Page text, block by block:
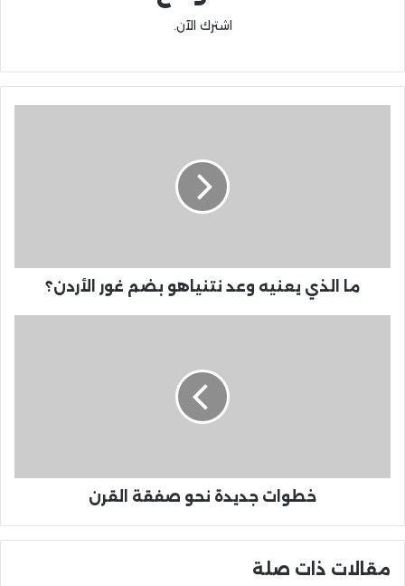
اشترك الآن.
ما الذي يعنيه وعد نتنياهو بضم غور الأردن؟
خطوات جديدة نحو صفقة القرن
مقالات ذات صلة